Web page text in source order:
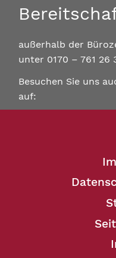
außerhalb der
unter 0170 – 761 26
Besuchen Sie uns
auf: